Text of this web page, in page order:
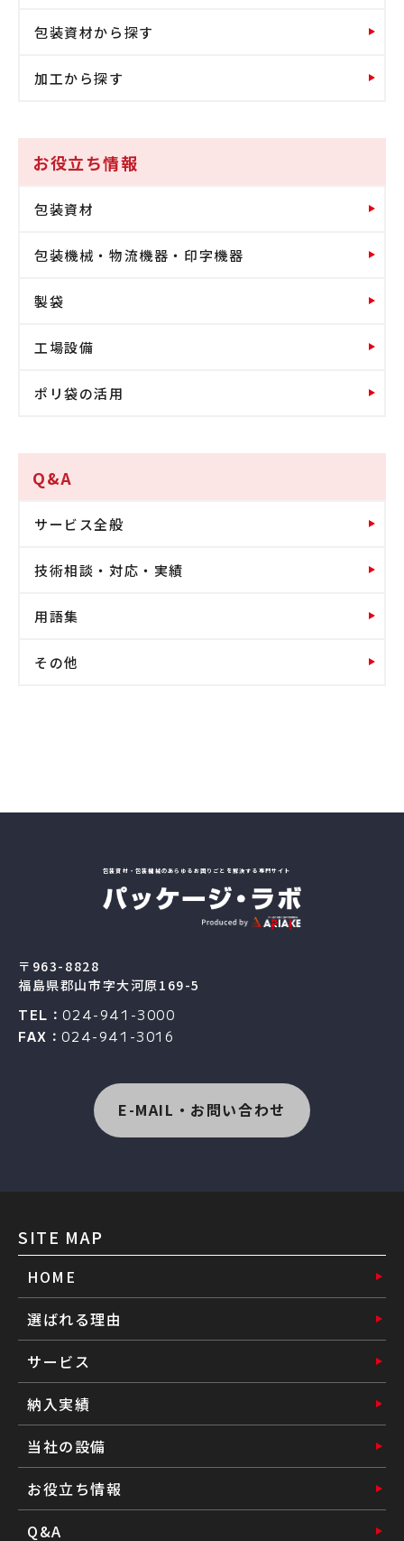
包装資材から探す
加工から探す
お役立ち情報
包装資材
包装機械・物流機器・印字機器
製袋
工場設備
ポリ袋の活用
Q&A
サービス全般
技術相談・対応・実績
用語集
その他
包装資材・包装機械のあらゆるお困りごとを解決する専門サイト
〒963-8828
福島県郡山市字大河原169-5
TEL：024-941-3000
FAX：024-941-3016
E-MAIL・お問い合わせ
SITE MAP
HOME
選ばれる理由
サービス
納入実績
当社の設備
お役立ち情報
Q&A